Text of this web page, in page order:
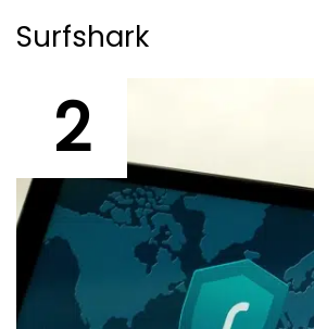
Surfshark
2